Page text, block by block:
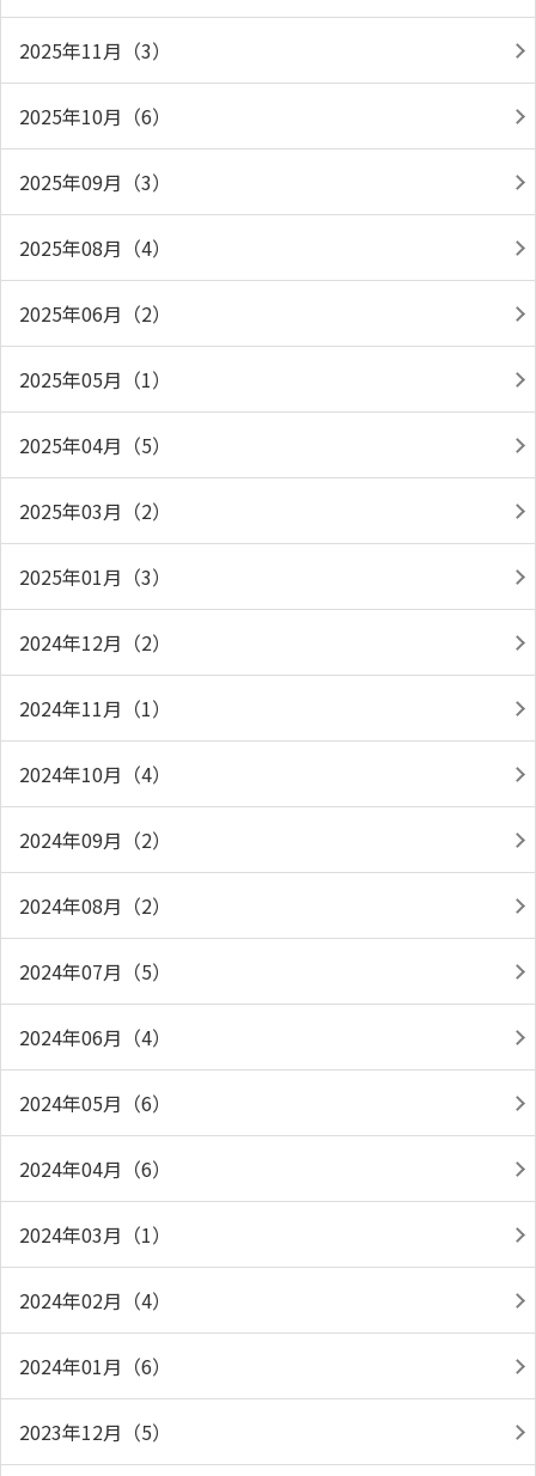
2025年11月（3）
2025年10月（6）
2025年09月（3）
2025年08月（4）
2025年06月（2）
2025年05月（1）
2025年04月（5）
2025年03月（2）
2025年01月（3）
2024年12月（2）
2024年11月（1）
2024年10月（4）
2024年09月（2）
2024年08月（2）
2024年07月（5）
2024年06月（4）
2024年05月（6）
2024年04月（6）
2024年03月（1）
2024年02月（4）
2024年01月（6）
2023年12月（5）